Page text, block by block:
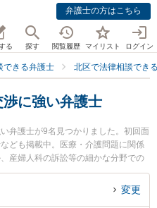
弁護士の方はこちら
る 探す 閲覧履歴 マイリスト ログイン
できる弁護士 北区で法律相談でき
に強い弁護士
弁護士が9名見つかりました。初回面
ども掲載中。医療・介護問題に関係
産婦人科の訴訟等の細かな分野での
法人アクロピースの石田 雅海弁護士
士法人アクロピースの佐々木 一夫弁
変更